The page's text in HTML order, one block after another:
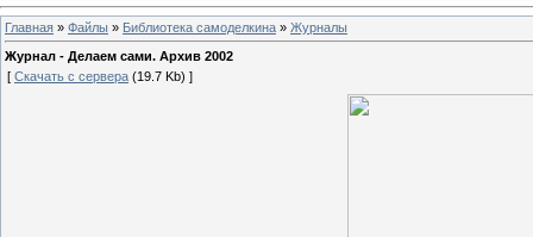
Главная » Файлы » Библиотека самоделкина » Журналы
Журнал - Делаем сами. Архив 2002
[ Скачать с сервера (19.7 Kb) ]